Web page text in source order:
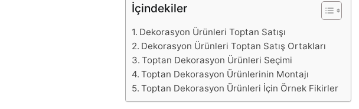
İçindekiler
Dekorasyon Ürünleri Toptan Satışı
Dekorasyon Ürünleri Toptan Satış Ortakları
Toptan Dekorasyon Ürünleri Seçimi
Toptan Dekorasyon Ürünlerinin Montajı
Toptan Dekorasyon Ürünleri İçin Örnek Fikirler